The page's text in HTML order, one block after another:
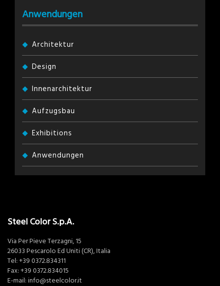
Anwendungen
Architektur
Design
Innenarchitektur
Aufzugsbau
Exhibitions
Anwendungen
Steel Color S.p.A.
Via Per Pieve Terzagni, 15
26033 Pescarolo Ed Uniti (CR), Italia
Tel: +39 0372.834311
Fax: +39 0372.834015
E-mail: info@steelcolor.it